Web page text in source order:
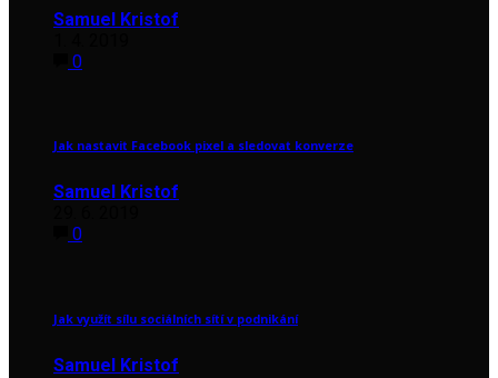
Samuel Kristof
0
Jak nastavit Facebook pixel a sledovat konverze
Samuel Kristof
0
Jak využít sílu sociálních sítí v podnikání
Samuel Kristof